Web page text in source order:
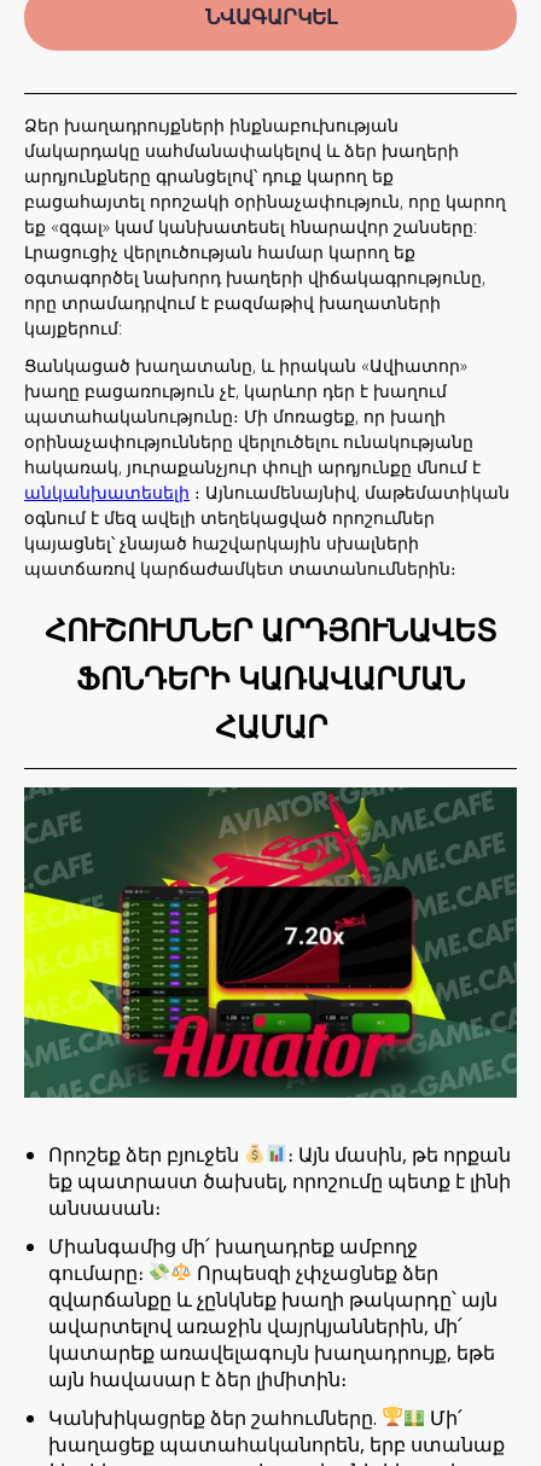
ՆՎԱԳԱՐԿԵԼ
Ձեր խաղադրույքների ինքնաբուխության
մակարդակը սահմանափակելով և ձեր խաղերի
արդյունքները գրանցելով՝ դուք կարող եք
բացահայտել որոշակի օրինաչափություն, որը կարող
եք «զգալ» կամ կանխատեսել հնարավոր շանսերը:
Լրացուցիչ վերլուծության համար կարող եք
օգտագործել նախորդ խաղերի վիճակագրությունը,
որը տրամադրվում է բազմաթիվ խաղատների
կայքերում:
Ցանկացած խաղատանը, և իրական «Ավիատոր»
խաղը բացառություն չէ, կարևոր դեր է խաղում
պատահականությունը։ Մի մոռացեք, որ խաղի
օրինաչափությունները վերլուծելու ունակությանը
հակառակ, յուրաքանչյուր փուլի արդյունքը մնում է
անկանխատեսելի ։ Այնուամենայնիվ, մաթեմատիկան
օգնում է մեզ ավելի տեղեկացված որոշումներ
կայացնել՝ չնայած հաշվարկային սխալների
պատճառով կարճաժամկետ տատանումներին։
ՀՈՒՇՈՒՄՆԵՐ ԱՐԴՅՈՒՆԱՎԵՏ
ՖՈՆԴԵՐԻ ԿԱՌԱՎԱՐՄԱՆ
ՀԱՄԱՐ
Որոշեք ձեր բյուջեն
։ Այն մասին, թե որքան
եք պատրաստ ծախսել, որոշումը պետք է լինի
անսասան։
Միանգամից մի՛ խաղադրեք ամբողջ
գումարը։
Որպեսզի չփչացնեք ձեր
զվարճանքը և չընկնեք խաղի թակարդը՝ այն
ավարտելով առաջին վայրկյաններին, մի՛
կատարեք առավելագույն խաղադրույք, եթե
այն հավասար է ձեր լիմիտին։
Կանխիկացրեք ձեր շահումները.
Մի՛
խաղացեք պատահականորեն, երբ ստանաք